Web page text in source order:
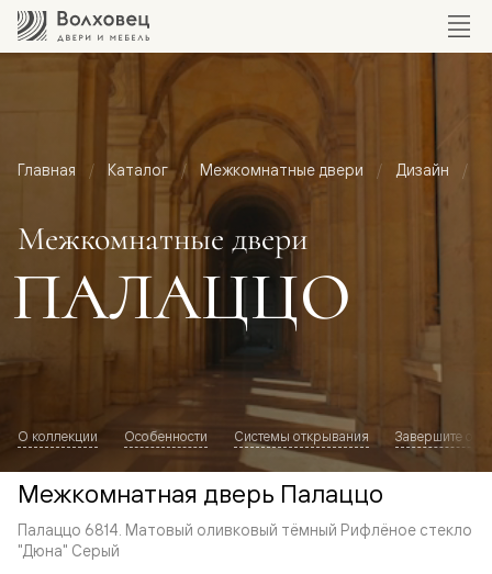
Главная Каталог Межкомнатные двери Дизайн
Межкомнатные двери
ПАЛАЦЦО
О коллекции Особенности Системы открывания Завершите
Межкомнатная дверь Палаццо
Палаццо 6814. Матовый оливковый тёмный Рифлёное стекло
"Дюна" Серый